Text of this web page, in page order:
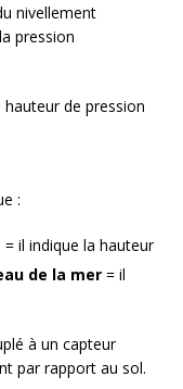
nivellement
pression
de pression
:
= il indique la hauteur
de la mer = il
à un capteur
par rapport au sol.